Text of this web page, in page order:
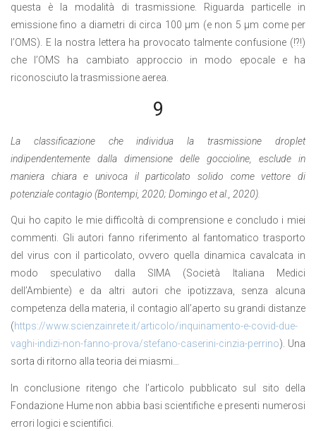
questa è la modalità di trasmissione. Riguarda particelle in
emissione fino a diametri di circa 100 µm (e non 5 µm come per
l’OMS). E la nostra lettera ha provocato talmente confusione (!?!)
che l’OMS ha cambiato approccio in modo epocale e ha
riconosciuto la trasmissione aerea.
9
La classificazione che individua la trasmissione droplet
indipendentemente dalla dimensione delle goccioline, esclude in
maniera chiara e univoca il particolato solido come vettore di
potenziale contagio (Bontempi, 2020; Domingo et al., 2020).
Qui ho capito le mie difficoltà di comprensione e concludo i miei
commenti. Gli autori fanno riferimento al fantomatico trasporto
del virus con il particolato, ovvero quella dinamica cavalcata in
modo speculativo dalla SIMA (Società Italiana Medici
dell’Ambiente) e da altri autori che ipotizzava, senza alcuna
competenza della materia, il contagio all’aperto su grandi distanze
(https://www.scienzainrete.it/articolo/inquinamento-e-covid-due-
vaghi-indizi-non-fanno-prova/stefano-caserini-cinzia-perrino). Una
sorta di ritorno alla teoria dei miasmi…
In conclusione ritengo che l’articolo pubblicato sul sito della
Fondazione Hume non abbia basi scientifiche e presenti numerosi
errori logici e scientifici.